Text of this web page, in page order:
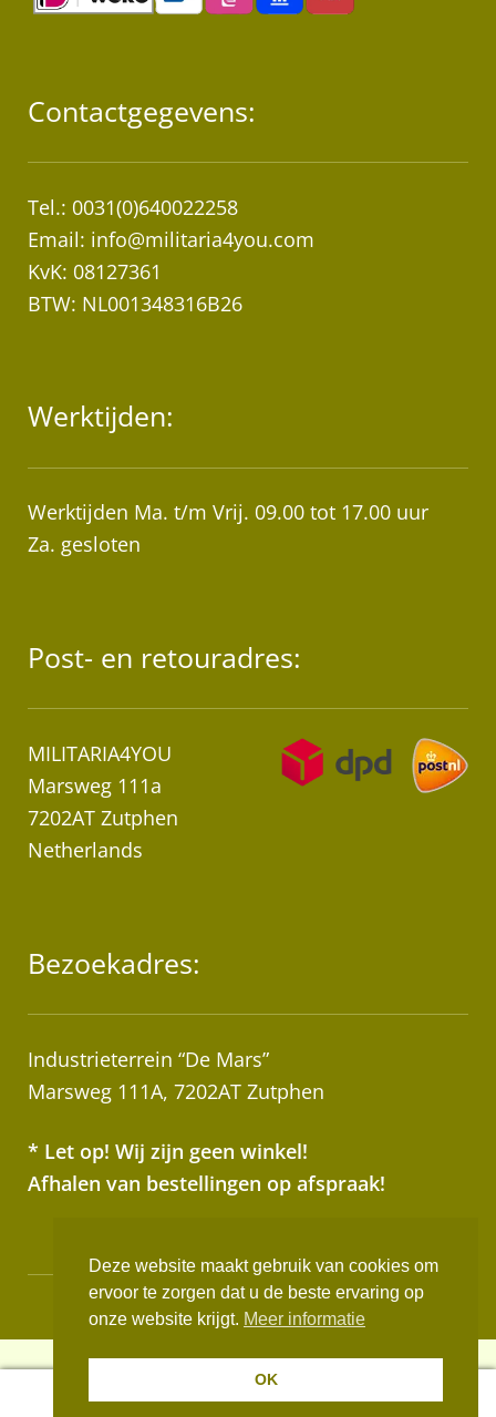
Contactgegevens:
Tel.: 0031(0)640022258
Email: info@militaria4you.com
KvK: 08127361
BTW: NL001348316B26
Werktijden:
Werktijden Ma. t/m Vrij. 09.00 tot 17.00 uur
Za. gesloten
Post- en retouradres:
MILITARIA4YOU
Marsweg 111a
7202AT Zutphen
Netherlands
Bezoekadres:
Industrieterrein “De Mars”
Marsweg 111A, 7202AT Zutphen
* Let op! Wij zijn geen winkel!
Afhalen van bestellingen op afspraak!
0
Deze website maakt gebruik van cookies om
ervoor te zorgen dat u de beste ervaring op
onze website krijgt. Meer informatie
OK